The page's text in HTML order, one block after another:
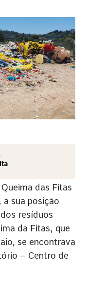
das Fitas
sua posição
resíduos
da Fitas, que
se encontrava
– Centro de